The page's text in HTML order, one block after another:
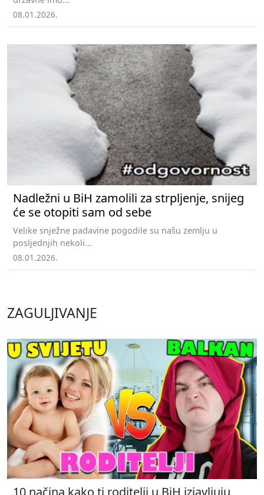
08.01.2026.
Nadležni u BiH zamolili za strpljenje, snijeg
će se otopiti sam od sebe
Velike snježne padavine pogodile su našu zemlju u
posljednjih nekoli...
08.01.2026.
ZAGULJIVANJE